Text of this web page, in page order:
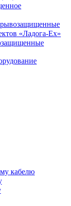
«Ладога-Ex»
кабелю